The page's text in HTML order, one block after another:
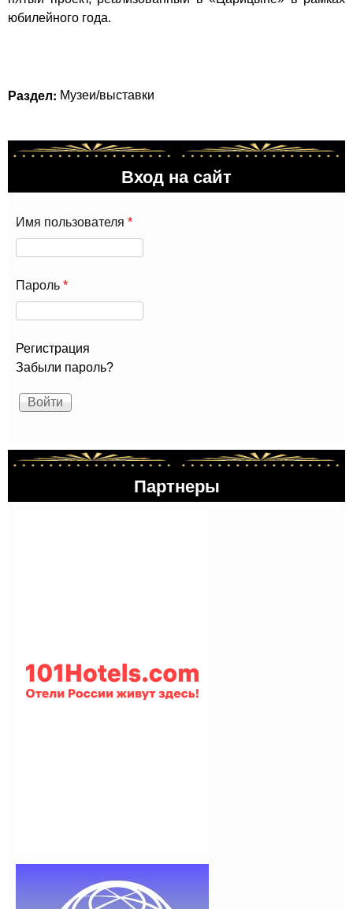
юбилейного года.
Раздел: Музеи/выставки
Вход на сайт
Имя пользователя *
Пароль *
Регистрация
Забыли пароль?
Партнеры